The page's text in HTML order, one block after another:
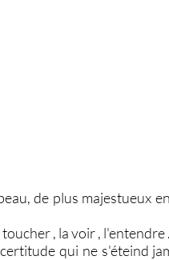
de plus majestueux
, la voir , l'entendre .
qui ne s'éteind